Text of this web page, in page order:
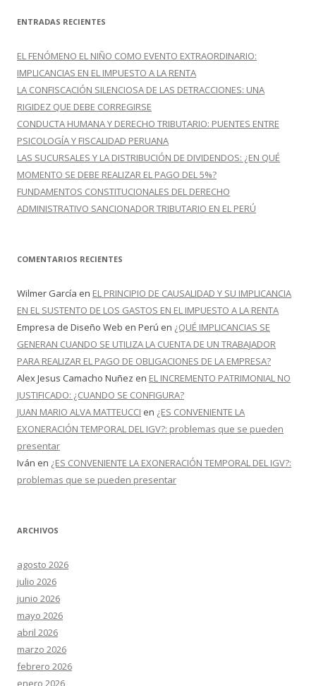
c
r
:
ENTRADAS RECIENTES
EL FENÓMENO EL NIÑO COMO EVENTO EXTRAORDINARIO:
IMPLICANCIAS EN EL IMPUESTO A LA RENTA
LA CONFISCACIÓN SILENCIOSA DE LAS DETRACCIONES: UNA
RIGIDEZ QUE DEBE CORREGIRSE
CONDUCTA HUMANA Y DERECHO TRIBUTARIO: PUENTES ENTRE
PSICOLOGÍA Y FISCALIDAD PERUANA
LAS SUCURSALES Y LA DISTRIBUCIÓN DE DIVIDENDOS: ¿EN QUÉ
MOMENTO SE DEBE REALIZAR EL PAGO DEL 5%?
FUNDAMENTOS CONSTITUCIONALES DEL DERECHO
ADMINISTRATIVO SANCIONADOR TRIBUTARIO EN EL PERÚ
COMENTARIOS RECIENTES
Wilmer García en EL PRINCIPIO DE CAUSALIDAD Y SU IMPLICANCIA
EN EL SUSTENTO DE LOS GASTOS EN EL IMPUESTO A LA RENTA
Empresa de Diseño Web en Perú en ¿QUÉ IMPLICANCIAS SE
GENERAN CUANDO SE UTILIZA LA CUENTA DE UN TRABAJADOR
PARA REALIZAR EL PAGO DE OBLIGACIONES DE LA EMPRESA?
Alex Jesus Camacho Nuñez en EL INCREMENTO PATRIMONIAL NO
JUSTIFICADO: ¿CUANDO SE CONFIGURA?
JUAN MARIO ALVA MATTEUCCI en ¿ES CONVENIENTE LA
EXONERACIÓN TEMPORAL DEL IGV?: problemas que se pueden
presentar
Iván en ¿ES CONVENIENTE LA EXONERACIÓN TEMPORAL DEL IGV?:
problemas que se pueden presentar
ARCHIVOS
agosto 2026
julio 2026
junio 2026
mayo 2026
abril 2026
marzo 2026
febrero 2026
enero 2026